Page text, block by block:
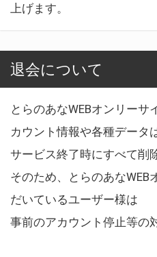
上げます。
退会について
とらのあなWEBオンリー
カウント情報や各種データ
サービス終了時にすべて削
そのため、とらのあなWEB
だいているユーザー様は
事前のアカウント停止等の